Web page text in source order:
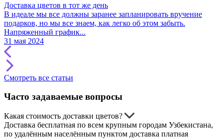
Доставка цветов в тот же день
В идеале мы все должны заранее запланировать вручение
подарков, но мы все знаем, как легко об этом забыть.
Напряженный график...
31 мая 2024
Смотреть все статьи
Часто задаваемые вопросы
Какая стоимость доставки цветов?
Доставка бесплатная по всем крупным городам Узбекистана,
по удалённым населённым пунктом доставка платная